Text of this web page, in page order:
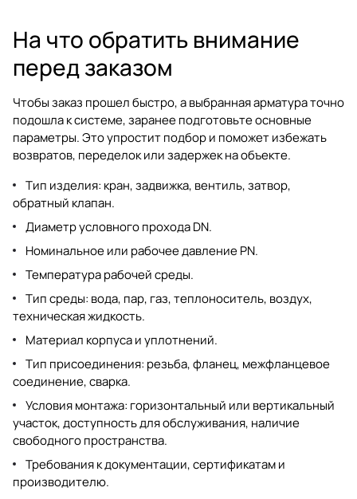
На что обратить внимание
перед заказом
Чтобы заказ прошел быстро, а выбранная арматура точно
подошла к системе, заранее подготовьте основные
параметры. Это упростит подбор и поможет избежать
возвратов, переделок или задержек на объекте.
Тип изделия: кран, задвижка, вентиль, затвор,
обратный клапан.
Диаметр условного прохода DN.
Номинальное или рабочее давление PN.
Температура рабочей среды.
Тип среды: вода, пар, газ, теплоноситель, воздух,
техническая жидкость.
Материал корпуса и уплотнений.
Тип присоединения: резьба, фланец, межфланцевое
соединение, сварка.
Условия монтажа: горизонтальный или вертикальный
участок, доступность для обслуживания, наличие
свободного пространства.
Требования к документации, сертификатам и
производителю.